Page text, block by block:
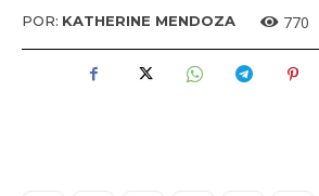
POR: KATHERINE MENDOZA 770